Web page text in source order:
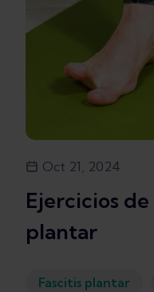
Oct 21, 2024
Ejercicios
plantar
Fascitis plantar